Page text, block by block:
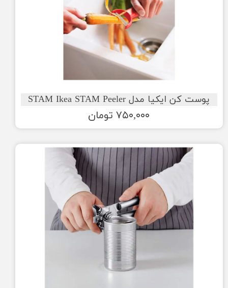
پوست کن ایکیا مدل STAM Ikea STAM Peeler
۷۵۰,۰۰۰ تومان